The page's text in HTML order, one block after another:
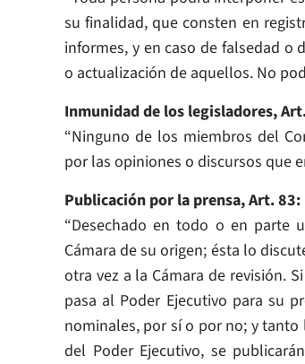
su finalidad, que consten en
informes, y en caso de falsedad o
o actualización de aquellos. No
Inmunidad de los legisladores,
“Ninguno de los miembros del
por las opiniones o discursos que
Publicación por la prensa, Art. 83:
“Desechado en todo o en parte
Cámara de su origen; ésta lo
otra vez a la Cámara de revisión.
pasa al Poder Ejecutivo para su
nominales, por sí o por no; y
del Poder Ejecutivo, se